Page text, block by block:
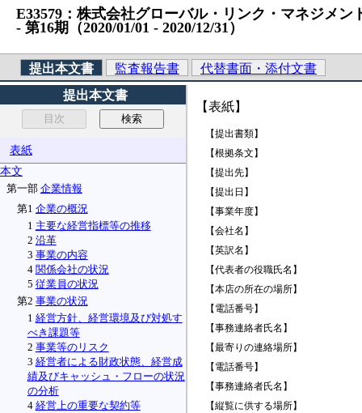
E33579：株式会社グローバル・リンク・マネジメ
‐ 第16期（2020/01/01 ‐ 2020/12/31）
提出本文書 監査報告書
代替書面・添付文書
提出本文書